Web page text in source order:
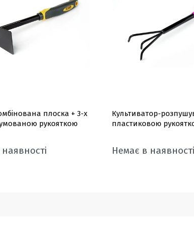
плоска + 3-х
рукояткою
Культиватор-
пластиковою
Немає в наявності